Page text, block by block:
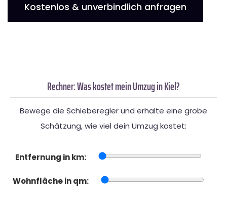
Kostenlos & unverbindlich anfragen
Rechner: Was kostet mein Umzug in Kiel?
Bewege die Schieberegler und erhalte eine grobe
Schätzung, wie viel dein Umzug kostet:
Entfernung in km:
Wohnfläche in qm: